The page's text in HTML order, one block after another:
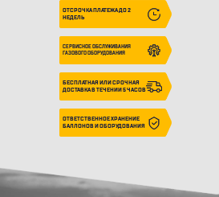
ОТСРОЧКА ПЛАТЕЖА ДО 2
НЕДЕЛЬ
СЕРВИСНОЕ ОБСЛУЖИВАНИЯ
ГАЗОВОГО ОБОРУДОВАНИЯ
БЕСПЛАТНАЯ ИЛИ СРОЧНАЯ
ДОСТАВКА В ТЕЧЕНИИ 5 ЧАСОВ
ОТВЕТСТВЕННОЕ ХРАНЕНИЕ
БАЛЛОНОВ И ОБОРУДОВАНИЯ